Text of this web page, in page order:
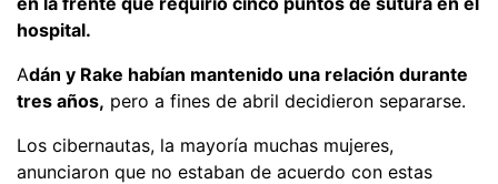
hospital.
Adán y Rake habían mantenido una relación durante
tres años, pero a fines de abril decidieron separarse.
Los cibernautas, la mayoría muchas mujeres,
anunciaron que no estaban de acuerdo con estas